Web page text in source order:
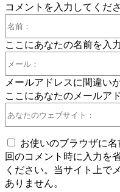
コメントを入力してくださ
ここにあなたの名前を入
メールアドレスに間違い
ここにあなたのメールア
お使いのブラウザに
回のコメント時に入力を
ください。当サイト上で
ありません。